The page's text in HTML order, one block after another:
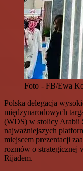
Foto - FB/Ewa
Polska delegacja
międzynarodowych
(WDS) w stolicy Arabii
najważniejszych
miejscem prezentacji
rozmów o strategicznej
Rijadem.